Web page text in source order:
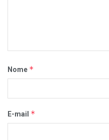
Nome *
E-mail *